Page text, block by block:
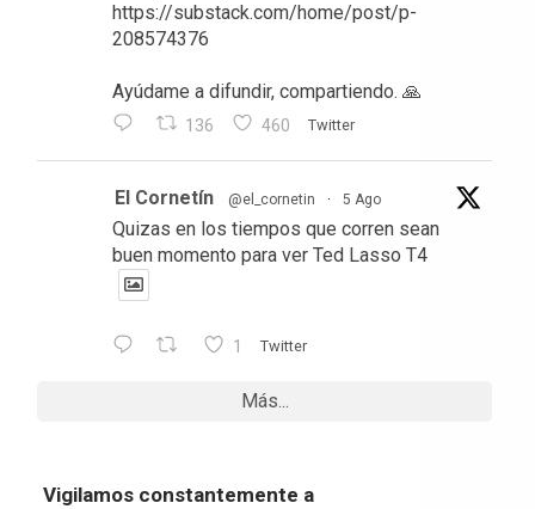
https://substack.com/home/post/p-
208574376
Ayúdame a difundir, compartiendo. 🙏
136 460 Twitter
El Cornetín @el_cornetin · 5 Ago
Quizas en los tiempos que corren sean
buen momento para ver Ted Lasso T4
1 Twitter
Más...
Vigilamos constantemente a